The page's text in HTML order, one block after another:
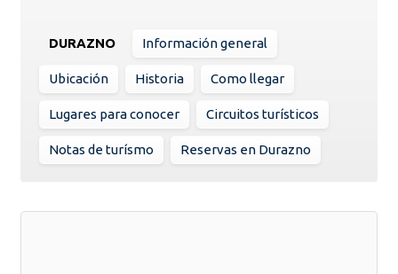
DURAZNO Información general
Ubicación Historia Como llegar
Lugares para conocer Circuitos turísticos
Notas de turísmo Reservas en Durazno